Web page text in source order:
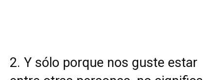
2. Y sólo porque nos guste estar